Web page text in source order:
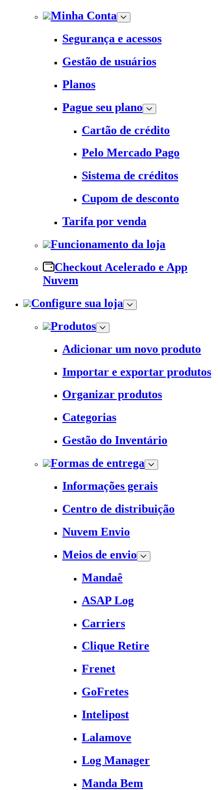
Minha Conta
Segurança e acessos
Gestão de usuários
Planos
Pague seu plano
Cartão de crédito
Pelo Mercado Pago
Sistema de créditos
Cupom de desconto
Tarifa por venda
Funcionamento da loja
Checkout Acelerado e App
Nuvem
Configure sua loja
Produtos
Adicionar um novo produto
Importar e exportar produtos
Organizar produtos
Categorias
Gestão do Inventário
Formas de entrega
Informações gerais
Centro de distribuição
Nuvem Envio
Meios de envio
Mandaê
ASAP Log
Carriers
Clique Retire
Frenet
GoFretes
Intelipost
Lalamove
Log Manager
Manda Bem